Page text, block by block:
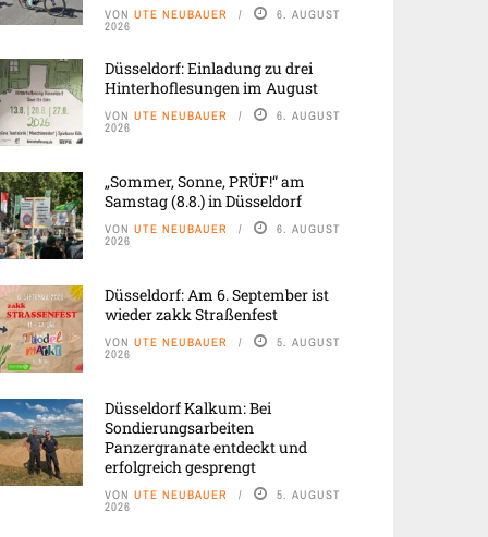
VON UTE NEUBAUER 6. AUGUST
2026
Düsseldorf: Einladung zu drei
Hinterhoflesungen im August
VON UTE NEUBAUER 6. AUGUST
2026
„Sommer, Sonne, PRÜF!“ am
Samstag (8.8.) in Düsseldorf
VON UTE NEUBAUER 6. AUGUST
2026
Düsseldorf: Am 6. September ist
wieder zakk Straßenfest
VON UTE NEUBAUER 5. AUGUST
2026
Düsseldorf Kalkum: Bei
Sondierungsarbeiten
Panzergranate entdeckt und
erfolgreich gesprengt
VON UTE NEUBAUER 5. AUGUST
2026